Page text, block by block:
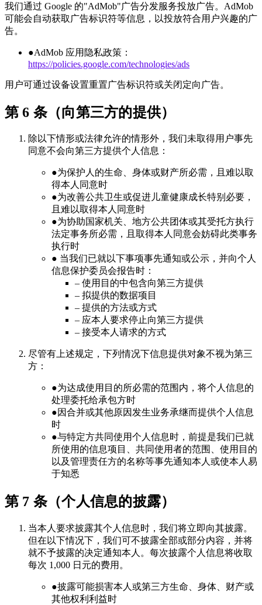
我们通过 Google 的"AdMob"广告分发服务投放广告。AdMob
可能会自动获取广告标识符等信息，以投放符合用户兴趣的广
告。
●AdMob 应用隐私政策：
https://policies.google.com/technologies/ads
用户可通过设备设置重置广告标识符或关闭定向广告。
第 6 条（向第三方的提供）
除以下情形或法律允许的情形外，我们未取得用户事先
同意不会向第三方提供个人信息：
●为保护人的生命、身体或财产所必需，且难以取
得本人同意时
●为改善公共卫生或促进儿童健康成长特别必要，
且难以取得本人同意时
●为协助国家机关、地方公共团体或其受托方执行
法定事务所必需，且取得本人同意会妨碍此类事务
执行时
● 当我们已就以下事项事先通知或公示，并向个人
信息保护委员会报告时：
– 使用目的中包含向第三方提供
– 拟提供的数据项目
– 提供的方法或方式
– 应本人要求停止向第三方提供
– 接受本人请求的方式
尽管有上述规定，下列情况下信息提供对象不视为第三
方：
●为达成使用目的所必需的范围内，将个人信息的
处理委托给承包方时
●因合并或其他原因发生业务承继而提供个人信息
时
●与特定方共同使用个人信息时，前提是我们已就
所使用的信息项目、共同使用者的范围、使用目的
以及管理责任方的名称等事先通知本人或使本人易
于知悉
第 7 条（个人信息的披露）
当本人要求披露其个人信息时，我们将立即向其披露。
但在以下情况下，我们可不披露全部或部分内容，并将
就不予披露的决定通知本人。每次披露个人信息将收取
每次 1,000 日元的费用。
●披露可能损害本人或第三方生命、身体、财产或
其他权利利益时